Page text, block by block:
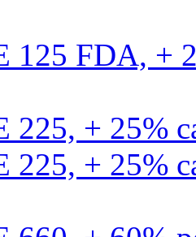
125 FDA, +
225, + 25%
225, + 25%